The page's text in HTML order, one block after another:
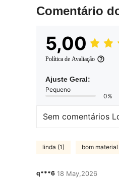
Comentário
5,00
Política de Avaliação
Ajuste Geral:
Pequeno
0%
Sem comentários
linda (1) bom
q***6 18 May,2026